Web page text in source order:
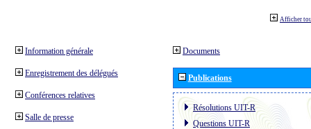
Afficher
Information générale
Enregistrement des délégués
Conférences relatives
Salle de presse
Documents
Publications
Résolutions UIT-R
Questions UIT-R